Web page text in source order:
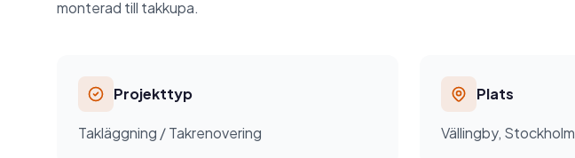
monterad till takkupa.
Projekttyp
Takläggning / Takrenovering
Plats
Vällingby, Stockholm